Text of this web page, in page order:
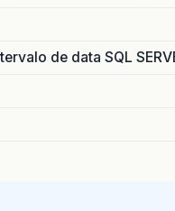
de data SQL